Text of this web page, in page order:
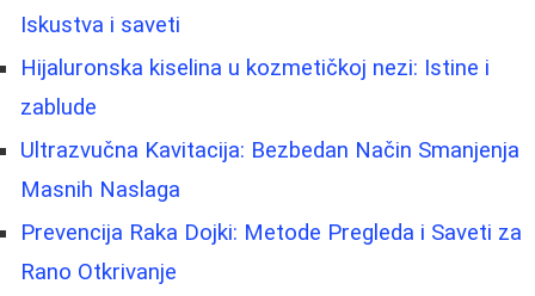
Iskustva i saveti
Hijaluronska kiselina u kozmetičkoj nezi: Istine i
zablude
Ultrazvučna Kavitacija: Bezbedan Način Smanjenja
Masnih Naslaga
Prevencija Raka Dojki: Metode Pregleda i Saveti za
Rano Otkrivanje